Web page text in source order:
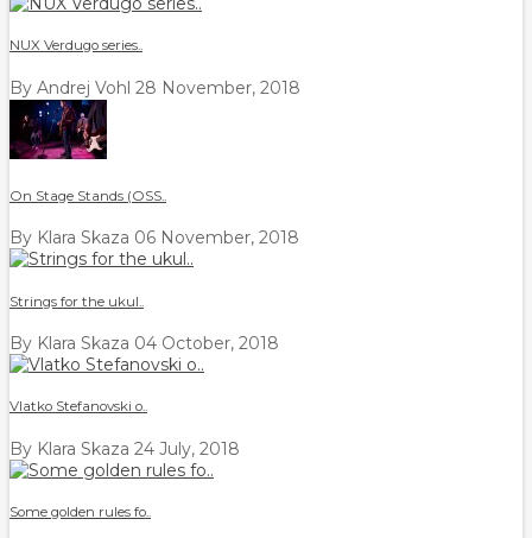
NUX Verdugo series..
By Andrej Vohl 28 November, 2018
On Stage Stands (OSS..
By Klara Skaza 06 November, 2018
Strings for the ukul..
By Klara Skaza 04 October, 2018
Vlatko Stefanovski o..
By Klara Skaza 24 July, 2018
Some golden rules fo..